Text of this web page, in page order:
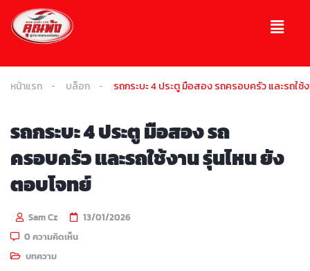
หน้าแรก บล็อก รถกระบะ 4 ประตู มือสอง รถครอบครัว และรถใช้
รถกระบะ 4 ประตู มือสอง รถ
ครอบครัว และรถใช้งาน รุ่นไหน ยัง
ตอบโจทย์
Sam Cz
13/01/2026
0 ความคิดเห็น
บทความ